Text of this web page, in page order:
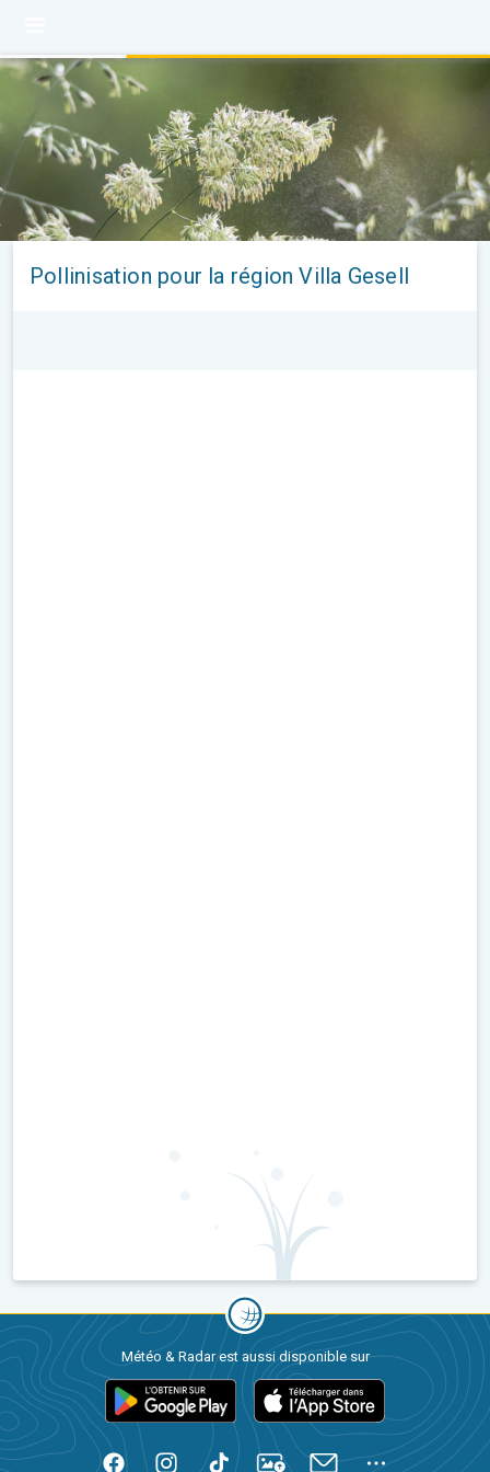
Pollinisation pour la région Villa Gesell
Météo & Radar est aussi disponible sur